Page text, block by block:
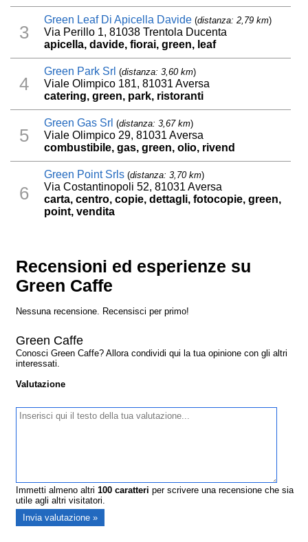
3
Green Leaf Di Apicella Davide (distanza: 2,79 km)
Via Perillo 1, 81038 Trentola Ducenta
apicella, davide, fiorai, green, leaf
4
Green Park Srl (distanza: 3,60 km)
Viale Olimpico 181, 81031 Aversa
catering, green, park, ristoranti
5
Green Gas Srl (distanza: 3,67 km)
Viale Olimpico 29, 81031 Aversa
combustibile, gas, green, olio, rivend
6
Green Point Srls (distanza: 3,70 km)
Via Costantinopoli 52, 81031 Aversa
carta, centro, copie, dettagli, fotocopie, green,
point, vendita
Recensioni ed esperienze su
Green Caffe
Nessuna recensione. Recensisci per primo!
Green Caffe
Conosci Green Caffe? Allora condividi qui la tua opinione con gli altri
interessati.
Valutazione
Immetti almeno altri100 caratteri per scrivere una recensione che sia
utile agli altri visitatori.